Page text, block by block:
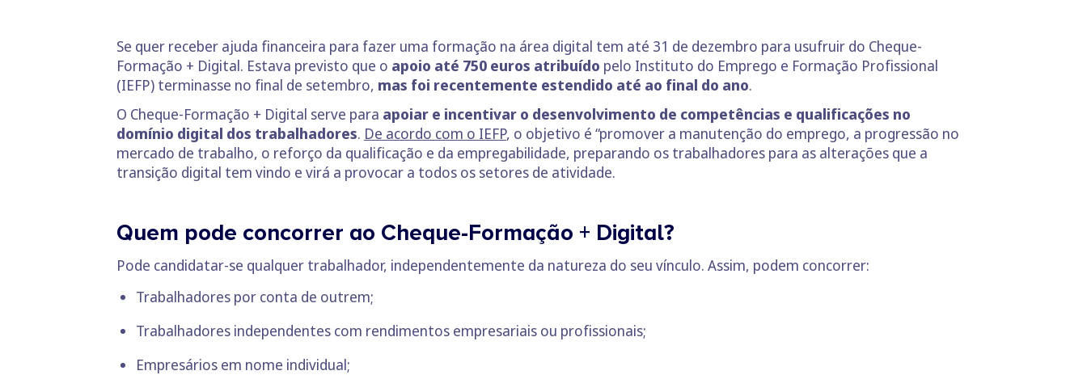
Se quer receber ajuda financeira para fazer uma formação na área digital tem até 31 de dezembro para usufruir do Cheque-
Formação + Digital. Estava previsto que o apoio até 750 euros atribuído pelo Instituto do Emprego e Formação Profissional
(IEFP) terminasse no final de setembro, mas foi recentemente estendido até ao final do ano.
O Cheque-Formação + Digital serve para apoiar e incentivar o desenvolvimento de competências e qualificações no
domínio digital dos trabalhadores. De acordo com o IEFP, o objetivo é “promover a manutenção do emprego, a progressão no
mercado de trabalho, o reforço da qualificação e da empregabilidade, preparando os trabalhadores para as alterações que a
transição digital tem vindo e virá a provocar a todos os setores de atividade.
Quem pode concorrer ao Cheque-Formação + Digital?
Pode candidatar-se qualquer trabalhador, independentemente da natureza do seu vínculo. Assim, podem concorrer:
Trabalhadores por conta de outrem;
Trabalhadores independentes com rendimentos empresariais ou profissionais;
Empresários em nome individual;